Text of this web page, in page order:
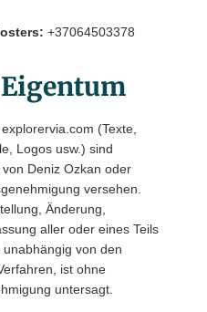
+37064503378
(Texte,
Logos usw.) sind
Deniz Ozkan oder
versehen.
Änderung,
aller oder eines Teils
von den
ist ohne
untersagt.